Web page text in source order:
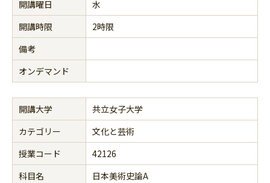
開講曜日
水
開講時限
2時限
備考
オンデマンド
開講大学
共立女子大学
カテゴリー
文化と芸術
授業コード
42126
科目名
日本美術史論A